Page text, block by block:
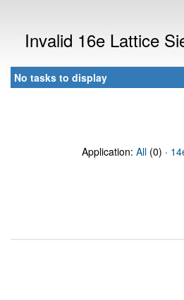
Invalid 16e Lattice
No tasks to display
Application: All (0) ·